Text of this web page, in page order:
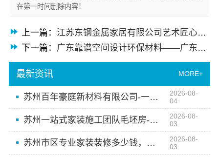
在第一时间删除内容！
上一篇： 江苏东钢金属家居有限公司艺术匠心新中式装修费用解析
下一篇： 广东靠谱空间设计环保材料——广东鼎饰空间装饰工程有限公司
最新资讯 MORE+
苏州百年豪庭新材料有限公司-一站式家装施工团队毛坯房首选
2026-08-
04
苏州一站式家装施工团队毛坯房-苏州百年豪庭新材料有限公司省心之选
2026-08-
03
苏州市区专业家装装修多少钱，苏州百年豪庭新材料有限公司
2026-08-
03